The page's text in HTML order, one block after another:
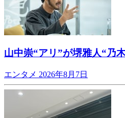
山中崇“アリ”が堺雅人“乃
エンタメ 2026年8月7日